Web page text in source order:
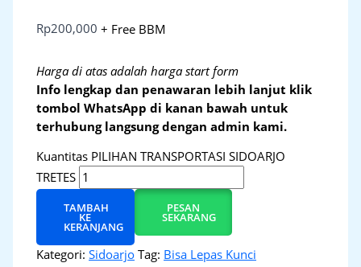
Rp200,000 + Free BBM
Harga di atas adalah harga start form
Info lengkap dan penawaran lebih lanjut klik
tombol WhatsApp di kanan bawah untuk
terhubung langsung dengan admin kami.
Kuantitas PILIHAN TRANSPORTASI SIDOARJO
TRETES
TAMBAH
KE
KERANJANG
PESAN
SEKARANG
Kategori:Sidoarjo Tag: Bisa Lepas Kunci